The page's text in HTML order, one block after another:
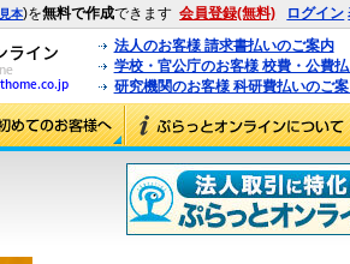
見本)を無料で作成できます 会員登録(無料) ログイン
法人のお客様 請求書払いのご案内
学校・官公庁のお客様 校費・公費
研究機関のお客様 科研費払いのご